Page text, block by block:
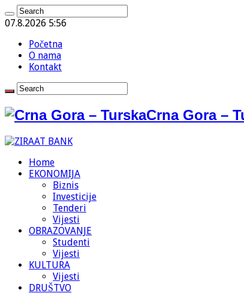
07.8.2026 5:56
Početna
O nama
Kontakt
Crna Gora –
Home
EKONOMIJA
Biznis
Investicije
Tenderi
Vijesti
OBRAZOVANJE
Studenti
Vijesti
KULTURA
Vijesti
DRUŠTVO